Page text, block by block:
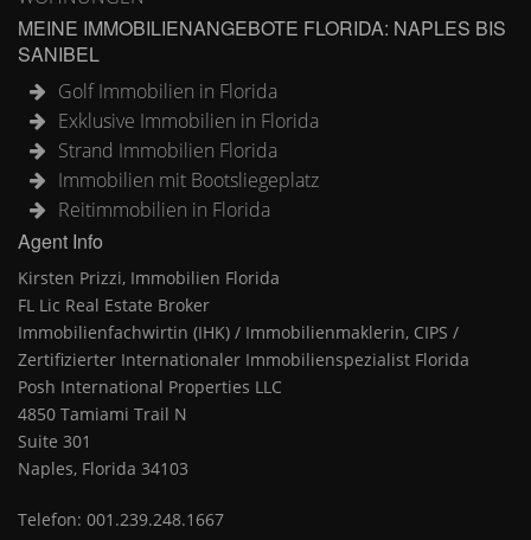
MEINE IMMOBILIENANGEBOTE FLORIDA: NAPLES BIS
SANIBEL
Golf Immobilien in Florida
Exklusive Immobilien in Florida
Strand Immobilien Florida
Immobilien mit Bootsliegeplatz
Reitimmobilien in Florida
Agent Info
Kirsten Prizzi, Immobilien Florida
FL Lic Real Estate Broker
Immobilienfachwirtin (IHK) / Immobilienmaklerin, CIPS /
Zertifizierter Internationaler Immobilienspezialist Florida
Posh International Properties LLC
4850 Tamiami Trail N
Suite 301
Naples, Florida 34103
Telefon: 001.239.248.1667